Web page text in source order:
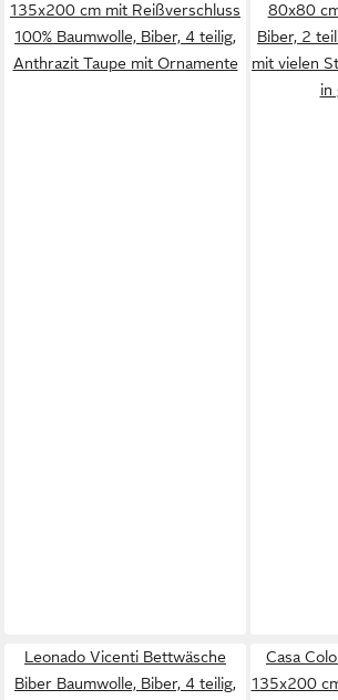
135x200 cm mit Reißverschluss
100% Baumwolle, Biber, 4 teilig,
Anthrazit Taupe mit Ornamente
80x80
Biber, 2
mit vielen
in
Leonado Vicenti Bettwäsche
Biber Baumwolle, Biber, 4 teilig,
Casa
135x200